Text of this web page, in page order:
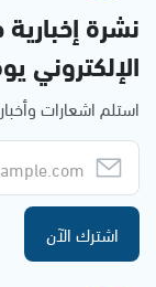
نشرة
الإلكتروني
استلم اشعارات
اشترك الآن